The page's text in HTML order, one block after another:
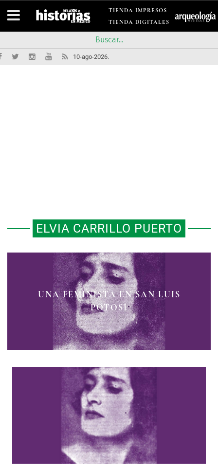
TIENDA IMPRESOS
TIENDA DIGITALES
10-ago-2026.
ELVIA CARRILLO PUERTO
UNA FEMINISTA EN SAN LUIS
POTOSÍ
ELVIA CARRILLO PUERTO